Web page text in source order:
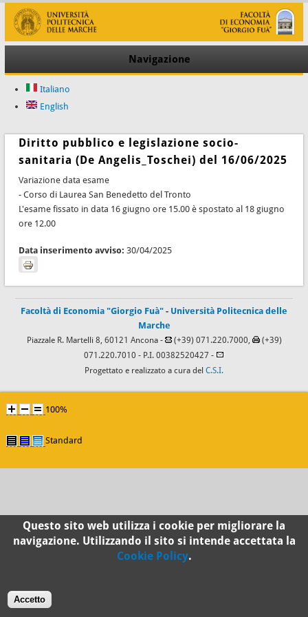
Navigazione
Italiano
English
Diritto pubblico e legislazione socio-
sanitaria (De Angelis_Toschei) del 16/06/2025
Variazione data esame
- Corso di Laurea San Benedetto del Tronto
L'esame fissato in data 16 giugno ore 15.00 è spostato al 18 giugno
ore 12.00
Data inserimento avviso: 30/04/2025
Facoltà di Economia "Giorgio Fuà" - Università Politecnica delle
Marche
Piazzale R. Martelli 8, 60121 Ancona - (+39) 071.220.7000,
(+39)
071.220.7010 - P.I. 00382520427 -
Progettato e realizzato a cura del C.S.I.
100%
Standard
Questo sito web utilizza i cookie per migliorare la
navigazione. Utilizzando il sito si intende accettata la
Cookie Policy.
Accetto